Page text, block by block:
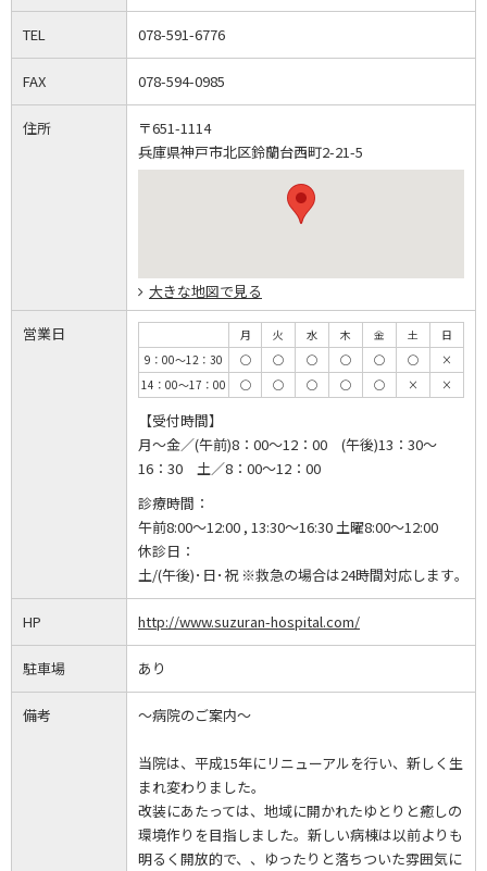
TEL 078-591-6776
FAX 078-594-0985
住所
〒651-1114
兵庫県神戸市北区鈴蘭台西町2-21-5
大きな地図で見る
営業日 月 火 水 木 金 土
日
9：00～12：30
◯ ◯ ◯ ◯ ◯ ◯
×
14：00～17：00
◯ ◯ ◯ ◯ ◯ × ×
【受付時間】
月～金／(午前)8：00～12：00 (午後)13：30～
16：30 土／8：00～12：00
診療時間：
午前8:00～12:00 , 13:30～16:30 土曜8:00～12:00
休診日：
土/(午後)･日･祝 ※救急の場合は24時間対応します｡
HP http://www.suzuran-hospital.com/
駐車場 あり
備考 ～病院のご案内～
当院は、平成15年にリニューアルを行い、新しく生
まれ変わりました。
改装にあたっては、地域に開かれたゆとりと癒しの
環境作りを目指しました。新しい病棟は以前よりも
明るく開放的で、、ゆったりと落ちついた雰囲気に